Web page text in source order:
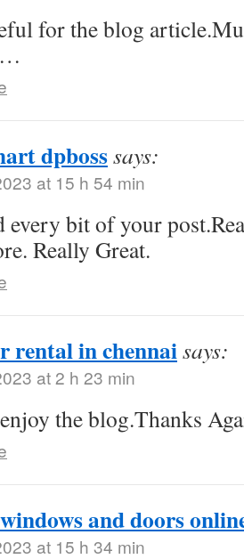
for the blog
dpbosssays:
at 15 h 54 min
every bit of your
Really Great.
rental in chennaisays:
at 2 h 23 min
the blog.Thanks
and doors
at 15 h 34 min